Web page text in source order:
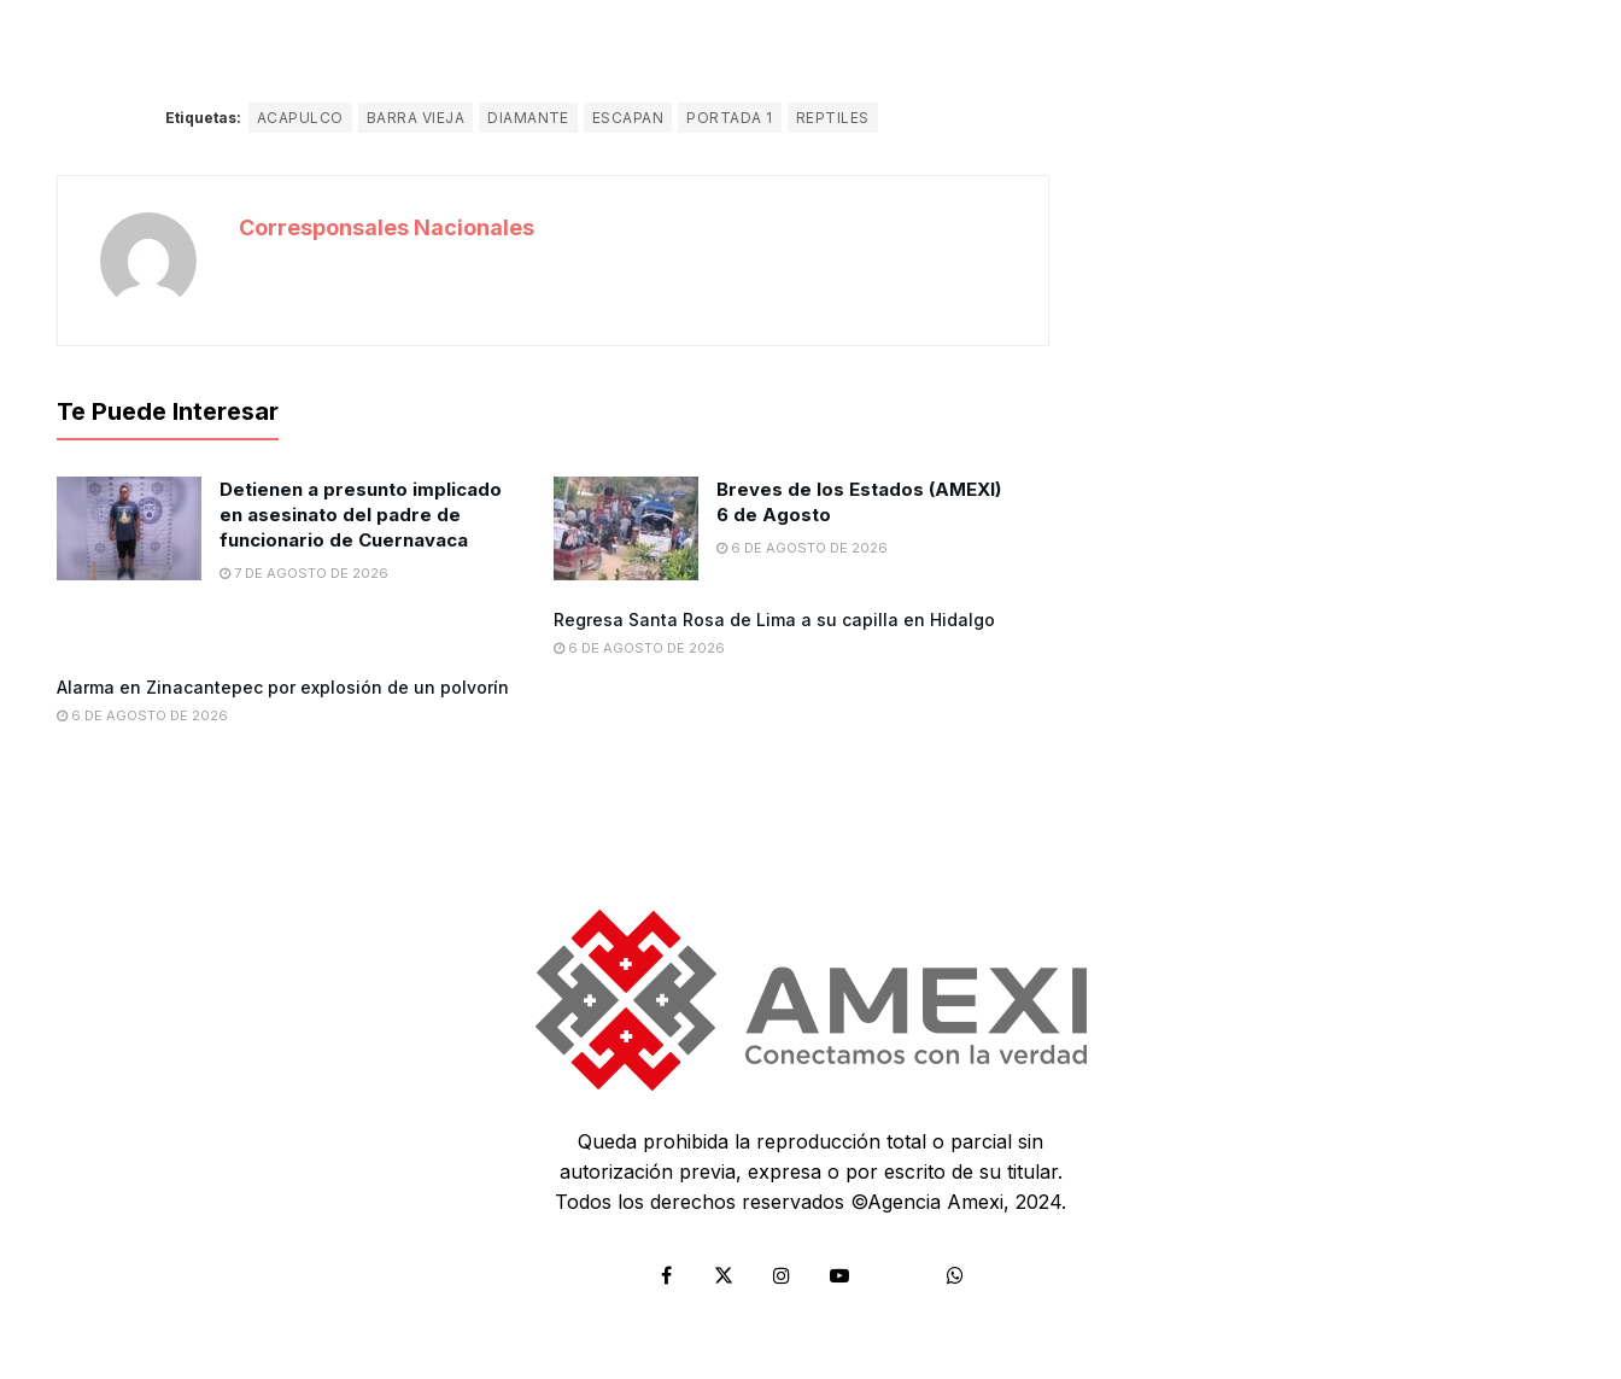
Etiquetas: ACAPULCO BARRA VIEJA DIAMANTE ESCAPAN PORTADA 1 REPTILES
Corresponsales Nacionales
Te Puede Interesar
Detienen a presunto implicado
en asesinato del padre de
funcionario de Cuernavaca
7 DE AGOSTO DE 2026
Breves de los Estados (AMEXI)
6 de Agosto
6 DE AGOSTO DE 2026
Regresa Santa Rosa de Lima a su capilla en Hidalgo
6 DE AGOSTO DE 2026
Alarma en Zinacantepec por explosión de un polvorín
6 DE AGOSTO DE 2026
Queda prohibida la reproducción total o parcial sin
autorización previa, expresa o por escrito de su titular.
Todos los derechos reservados ©Agencia Amexi, 2024.